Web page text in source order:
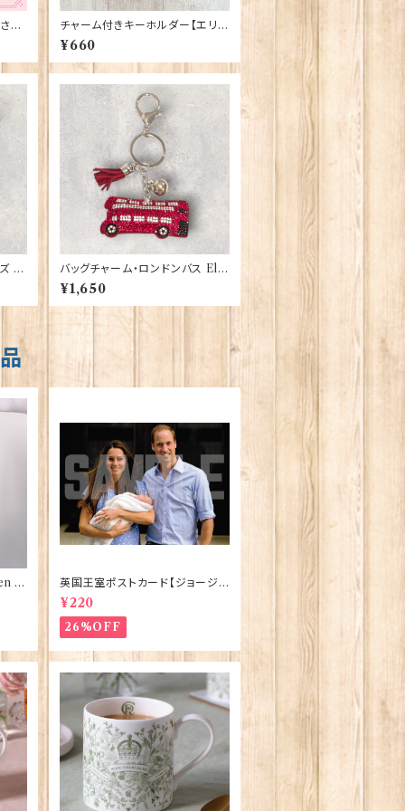
い
チャーム付きキーホルダー【エリザ
ベスタワー】A&S Gift 90424
¥660
El
バッグチャーム・ロンドンバス Elg
ate Products 90419
¥1,650
El
英国王室ポストカード【ジョージ
王子ご誕生】Pageantry Postca
rd 90183-JEF100
¥220
26%OFF